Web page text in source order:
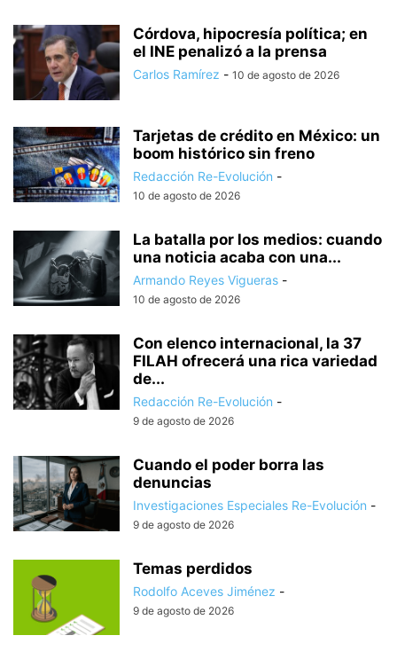
Córdova, hipocresía política; en
el INE penalizó a la prensa
Carlos Ramírez - 10 de agosto de 2026
Tarjetas de crédito en México: un
boom histórico sin freno
Redacción Re-Evolución -
10 de agosto de 2026
La batalla por los medios: cuando
una noticia acaba con una...
Armando Reyes Vigueras -
10 de agosto de 2026
Con elenco internacional, la 37
FILAH ofrecerá una rica variedad
de...
Redacción Re-Evolución -
9 de agosto de 2026
Cuando el poder borra las
denuncias
Investigaciones Especiales Re-Evolución -
9 de agosto de 2026
Temas perdidos
Rodolfo Aceves Jiménez -
9 de agosto de 2026